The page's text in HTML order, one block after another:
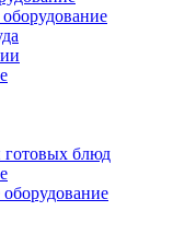
готовых блюд